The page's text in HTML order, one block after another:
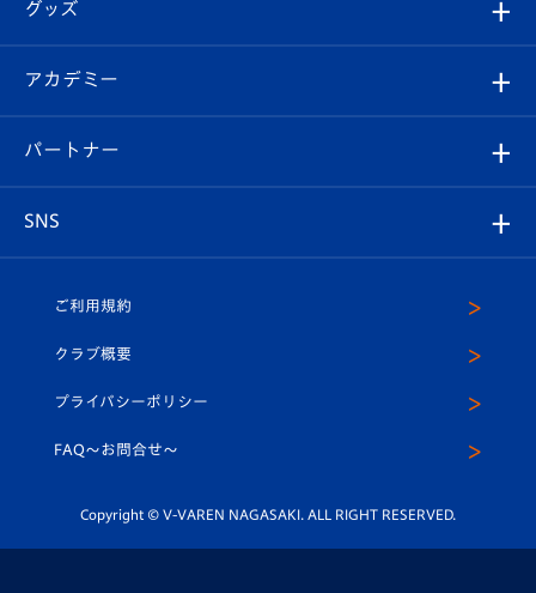
チケット
イベント
メディア
ホームタウン
スタッフプロフィール
マスコット紹介
平和祈念活動
ホームタウン活動
Revive Team
ヴィヴィくんの長崎おもてなしガイド
フォトギャラリー
スタジアムグルメ
V-LOVERS（ファンクラブ）
プレイヤーズスイート
グッズ
オンラインショップ
店舗情報
アカデミー
育成からのお知らせ
U-18
スクール
パートナー
SNS
ヴィヴィくんインスタグラム
公式LINE＠
ご利用規約
クラブ概要
プライバシーポリシー
FAQ〜お問合せ〜
Copyright © V-VAREN NAGASAKI. ALL RIGHT RESERVED.